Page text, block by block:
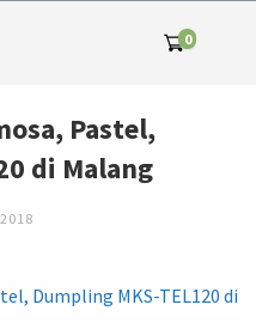
0
Pastel,
di Malang